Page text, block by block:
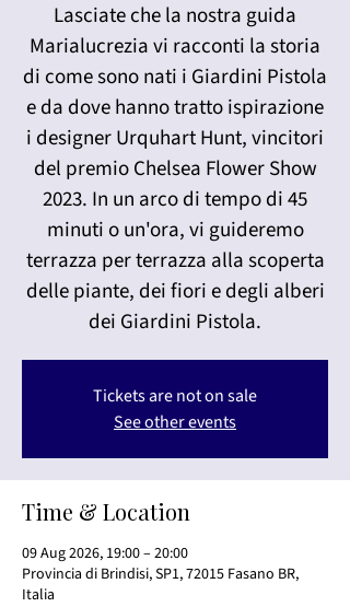
Lasciate che la nostra guida
Marialucrezia vi racconti la storia
di come sono nati i Giardini Pistola
e da dove hanno tratto ispirazione
i designer Urquhart Hunt, vincitori
del premio Chelsea Flower Show
2023. In un arco di tempo di 45
minuti o un'ora, vi guideremo
terrazza per terrazza alla scoperta
delle piante, dei fiori e degli alberi
dei Giardini Pistola.
Tickets are not on sale
See other events
Time & Location
09 Aug 2026, 19:00 – 20:00
Provincia di Brindisi, SP1, 72015 Fasano BR,
Italia